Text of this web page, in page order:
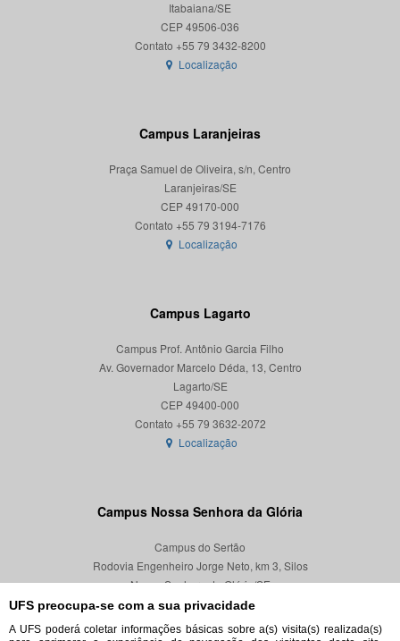
UFS preocupa-se com a sua privacidade
A UFS poderá coletar informações básicas sobre a(s) visita(s) realizada(s)
Itabaiana/SE
CEP 49506-036
Localização
Campus Laranjeiras
Praça Samuel de Oliveira, s/n, Centro
Laranjeiras/SE
CEP 49170-000
Localização
Campus Lagarto
Campus Prof. Antônio Garcia Filho
Av. Governador Marcelo Déda, 13, Centro
Lagarto/SE
CEP 49400-000
Localização
Campus Nossa Senhora da Glória
Campus do Sertão
Rodovia Engenheiro Jorge Neto, km 3, Silos
Nossa Senhora da Glória/SE
CEP 49680-000